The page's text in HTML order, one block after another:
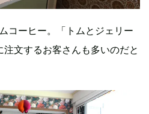
コーヒー。「トムとジェリー
文するお客さんも多いのだと